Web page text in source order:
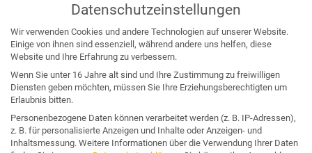
Datenschutzerklärung
Angebote für:
Unternehmen & Organisation
Business & Wettbewerb
Datenschutzeinstellungen
Wir verwenden Cookies und andere Technologien auf unserer Website.
Einige von ihnen sind essenziell, während andere uns helfen, diese
Website und Ihre Erfahrung zu verbessern.
Wenn Sie unter 16 Jahre alt sind und Ihre Zustimmung zu freiwilligen
Diensten geben möchten, müssen Sie Ihre Erziehungsberechtigten um
Erlaubnis bitten.
Personenbezogene Daten können verarbeitet werden (z. B. IP-Adressen),
z. B. für personalisierte Anzeigen und Inhalte oder Anzeigen- und
Inhaltsmessung. Weitere Informationen über die Verwendung Ihrer Daten